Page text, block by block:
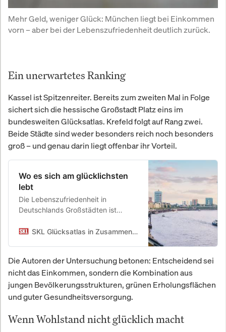
Mehr Geld, weniger Glück: München liegt bei Einkommen
vorn – aber bei der Lebenszufriedenheit deutlich zurück.
Ein unerwartetes Ranking
Kassel ist Spitzenreiter. Bereits zum zweiten Mal in Folge
sichert sich die hessische Großstadt Platz eins im
bundesweiten Glücksatlas. Krefeld folgt auf Rang zwei.
Beide Städte sind weder besonders reich noch besonders
groß – und genau darin liegt offenbar ihr Vorteil.
Wo es sich am glücklichsten
lebt
Die Lebenszufriedenheit in
Deutschlands Großstädten ist
Städte im Ranking verzeichnen
Städte ab, die familiär, beschaulich,
sicher und grün geblieben sind.
Großstädte mit über 400.000
Einwohnern liegen dagegen
Wohlstand. In reicheren Städten
SKL Glücksatlas in Zusammenarbeit mit der Universität Freiburg
Die Autoren der Untersuchung betonen: Entscheidend sei
nicht das Einkommen, sondern die Kombination aus
jungen Bevölkerungsstrukturen, grünen Erholungsflächen
und guter Gesundheitsversorgung.
Wenn Wohlstand nicht glücklich macht